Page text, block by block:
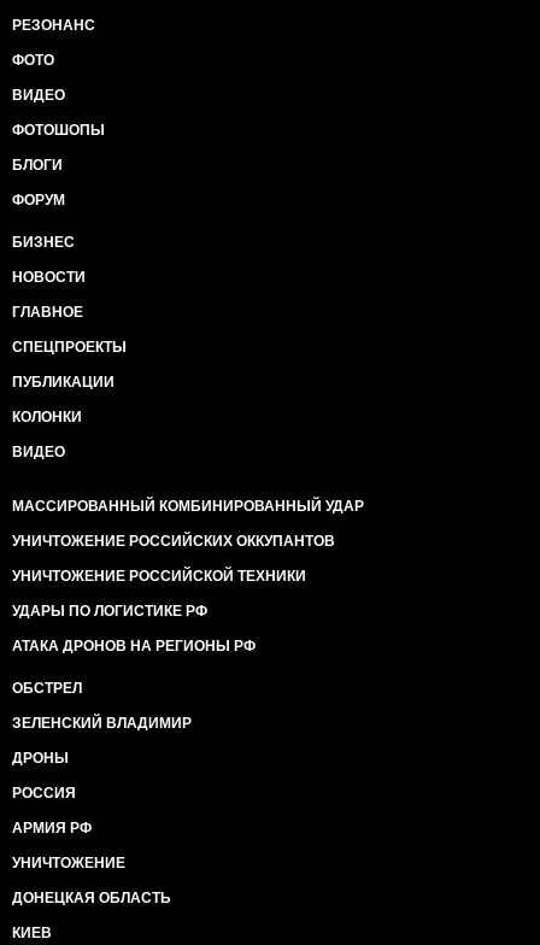
РЕЗОНАНС
ФОТО
ВИДЕО
ФОТОШОПЫ
БЛОГИ
ФОРУМ
БИЗНЕС
НОВОСТИ
ГЛАВНОЕ
СПЕЦПРОЕКТЫ
ПУБЛИКАЦИИ
КОЛОНКИ
ВИДЕО
МАССИРОВАННЫЙ КОМБИНИРОВАННЫЙ УДАР
УНИЧТОЖЕНИЕ РОССИЙСКИХ ОККУПАНТОВ
УНИЧТОЖЕНИЕ РОССИЙСКОЙ ТЕХНИКИ
УДАРЫ ПО ЛОГИСТИКЕ РФ
АТАКА ДРОНОВ НА РЕГИОНЫ РФ
ОБСТРЕЛ
ЗЕЛЕНСКИЙ ВЛАДИМИР
ДРОНЫ
РОССИЯ
АРМИЯ РФ
УНИЧТОЖЕНИЕ
ДОНЕЦКАЯ ОБЛАСТЬ
КИЕВ